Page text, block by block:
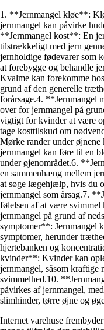
1. **Jernmangel kløe**:
jernmangel kan påvirke
**Jernmangel kost**: En
tilstrækkeligt med jern
jernholdige fødevarer som
at forebygge og behandle
Kvalme kan forekomme
grund af den generelle
forårsage.4. **Jernmangel
over for jernmangel på
vigtigt for kvinder at være
tage kosttilskud om
Mørke rander under
jernmangel kan føre til en
under øjenområdet.6.
en sammenhæng mellem
at søge lægehjælp, hvis du
jernmangel som årsag.7.
følelsen af at være svimmel
jernmangel på grund af
symptomer**: Jernmangel
symptomer, herunder
hjertebanken og
kvinder**: Kvinder kan
jernmangel, såsom kraftige
svimmelhed.10.
påvirkes af jernmangel,
slimhinder, tørre øjne og
Internet varehuse